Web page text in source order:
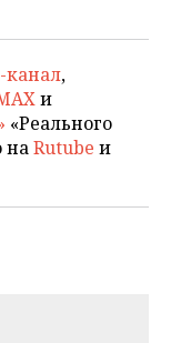
канал,
и
«Реального
наRutube и